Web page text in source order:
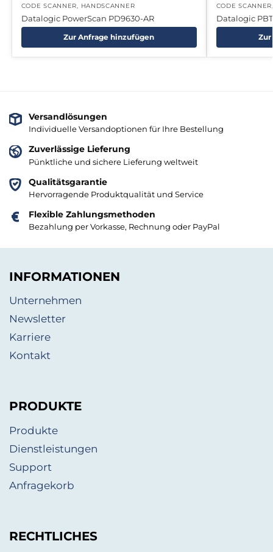
CODE SCANNER, HANDSCANNER
Datalogic PowerScan PD9630-AR
Zur Anfrage hinzufügen
CODE SCANNER
Datalogic
Versandlösungen
Individuelle Versandoptionen für Ihre Bestellung
Zuverlässige Lieferung
Pünktliche und sichere Lieferung weltweit
Qualitätsgarantie
Hervorragende Produktqualität und Service
Flexible Zahlungsmethoden
Bezahlung per Vorkasse, Rechnung oder PayPal
INFORMATIONEN
Unternehmen
Newsletter
Karriere
Kontakt
PRODUKTE
Produkte
Dienstleistungen
Support
Anfragekorb
RECHTLICHES